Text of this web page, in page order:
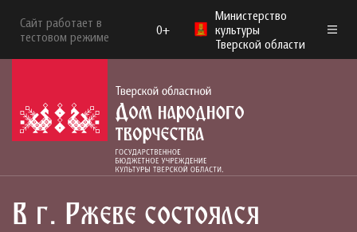
Сайт работает в
тестовом режиме
0+
Министерство
культуры
Тверской области
В г. Ржеве состоялся